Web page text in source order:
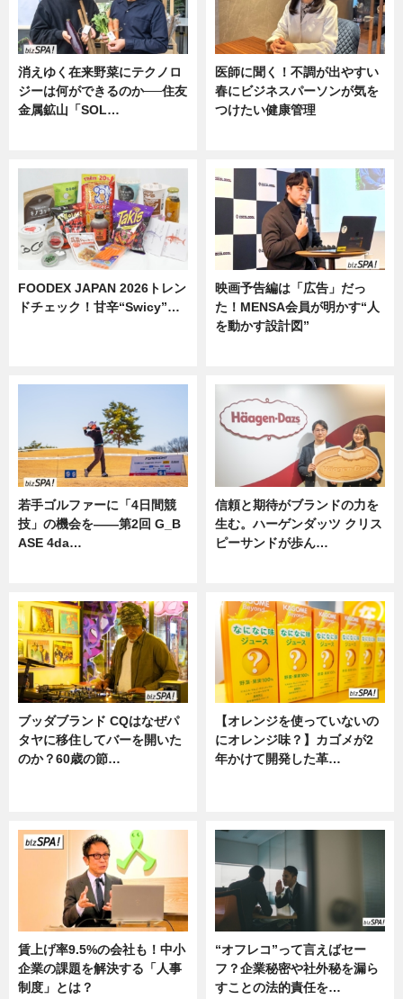
消えゆく在来野菜にテクノロ
ジーは何ができるのか──住友
金属鉱山「SOL…
医師に聞く！不調が出やすい
春にビジネスパーソンが気を
つけたい健康管理
FOODEX JAPAN 2026トレン
ドチェック！甘辛“Swicy”…
映画予告編は「広告」だっ
た！MENSA会員が明かす“人
を動かす設計図”
若手ゴルファーに「4日間競
技」の機会を——第2回 G_B
ASE 4da…
信頼と期待がブランドの力を
生む。ハーゲンダッツ クリス
ピーサンドが歩ん…
ブッダブランド CQはなぜパ
タヤに移住してバーを開いた
のか？60歳の節…
【オレンジを使っていないの
にオレンジ味？】カゴメが2
年かけて開発した革…
賃上げ率9.5%の会社も！中小
企業の課題を解決する「人事
制度」とは？
“オフレコ”って言えばセー
フ？企業秘密や社外秘を漏ら
すことの法的責任を…